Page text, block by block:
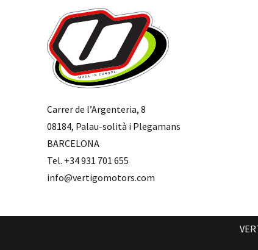
Carrer de l’Argenteria, 8
08184, Palau-solità i Plegamans
BARCELONA
Tel. +34 931 701 655
info@vertigomotors.com